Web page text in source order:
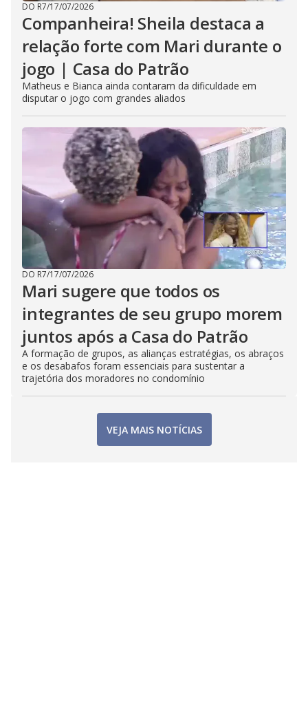
DO R7/17/07/2026
Companheira! Sheila destaca a
relação forte com Mari durante o
jogo | Casa do Patrão
Matheus e Bianca ainda contaram da dificuldade em
disputar o jogo com grandes aliados
DO R7/17/07/2026
Mari sugere que todos os
integrantes de seu grupo morem
juntos após a Casa do Patrão
A formação de grupos, as alianças estratégias, os abraços
e os desabafos foram essenciais para sustentar a
trajetória dos moradores no condomínio
VEJA MAIS NOTÍCIAS